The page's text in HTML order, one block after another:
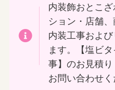
内装飾おとこ
ション・店舗
内装工事およ
ます。【塩ビ
事】のお見積
お問い合わせく